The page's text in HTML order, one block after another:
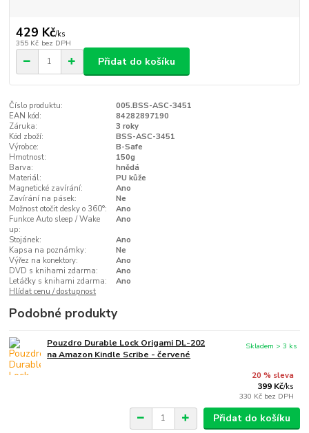
429 Kč/ks
355 Kč bez DPH
Přidat do košíku
Číslo produktu:
005.BSS-ASC-3451
EAN kód:
84282897190
Záruka:
3 roky
Kód zboží:
BSS-ASC-3451
Výrobce:
B-Safe
Hmotnost:
150g
Barva:
hnědá
Materiál:
PU kůže
Magnetické zavírání:
Ano
Zavírání na pásek:
Ne
Možnost otočit desky o 360°:
Ano
Funkce Auto sleep / Wake
up:
Ano
Stojánek:
Ano
Kapsa na poznámky:
Ne
Výřez na konektory:
Ano
DVD s knihami zdarma:
Ano
Letáčky s knihami zdarma:
Ano
Hlídat cenu / dostupnost
Podobné produkty
Pouzdro Durable Lock Origami DL-202
na Amazon Kindle Scribe - červené
20 % sleva
399 Kč/ks
330 Kč bez DPH
Skladem > 3 ks
Přidat do košíku